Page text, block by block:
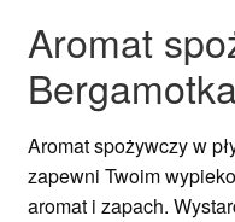
Aromat
Aromat spożywczy w
zapewni Twoim
aromat i zapach.